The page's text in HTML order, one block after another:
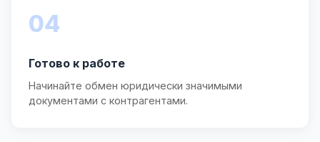
04
Готово к работе
Начинайте обмен юридически значимыми
документами с контрагентами.